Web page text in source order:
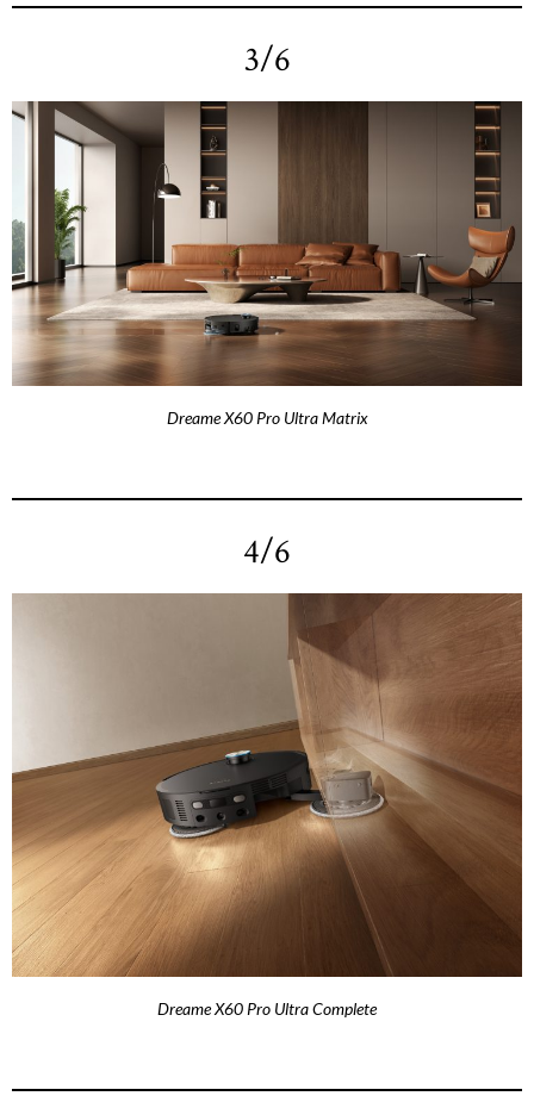
3/6
Dreame X60 Pro Ultra Matrix
4/6
Dreame X60 Pro Ultra Complete